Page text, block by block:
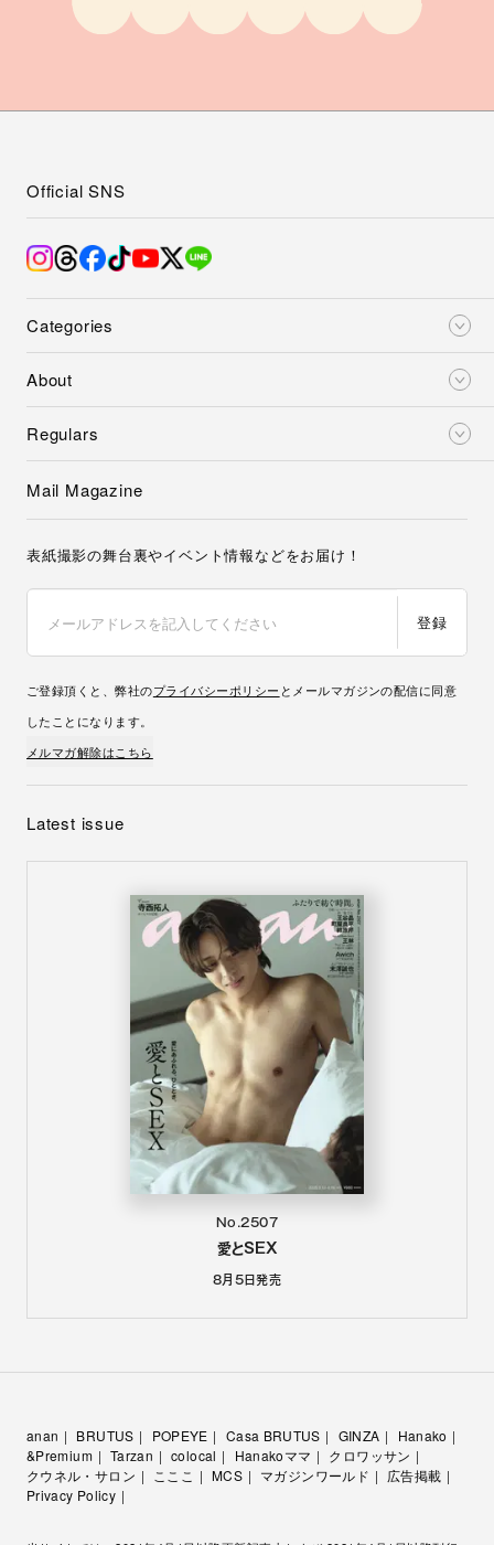
Categories
About
Regulars
Official SNS
Mail Magazine
表紙撮影の舞台裏やイベント情報などをお届け！
登録
ご登録頂くと、弊社のプライバシーポリシー とメールマガジンの配信に同意
したことになります。
メルマガ解除はこちら
Latest issue
No.2507
愛とSEX
8月5日発売
anan BRUTUS POPEYE Casa BRUTUS GINZA
Hanako
&Premium
Tarzan colocal Hanakoママ
クロワッサン
クウネル・サロン
こここ MCS マガジンワールド
広告掲載
Privacy Policy